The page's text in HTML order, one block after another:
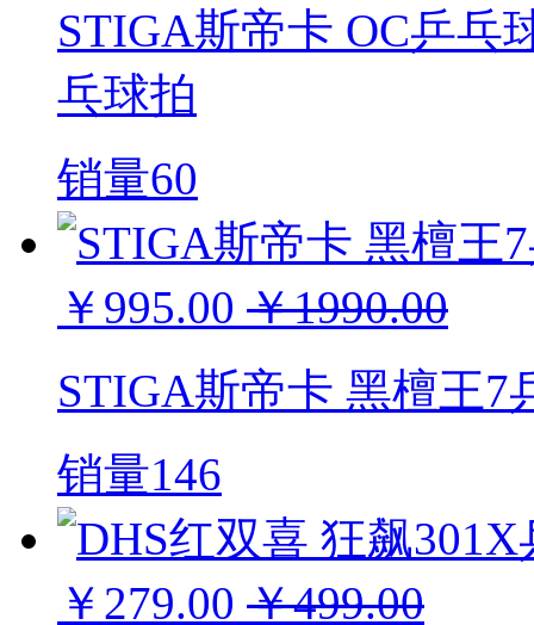
STIGA斯帝卡 OC乒乓
乓球拍
销量60
￥995.00 ￥1990.00
STIGA斯帝卡 黑檀王7
销量146
￥279.00 ￥499.00